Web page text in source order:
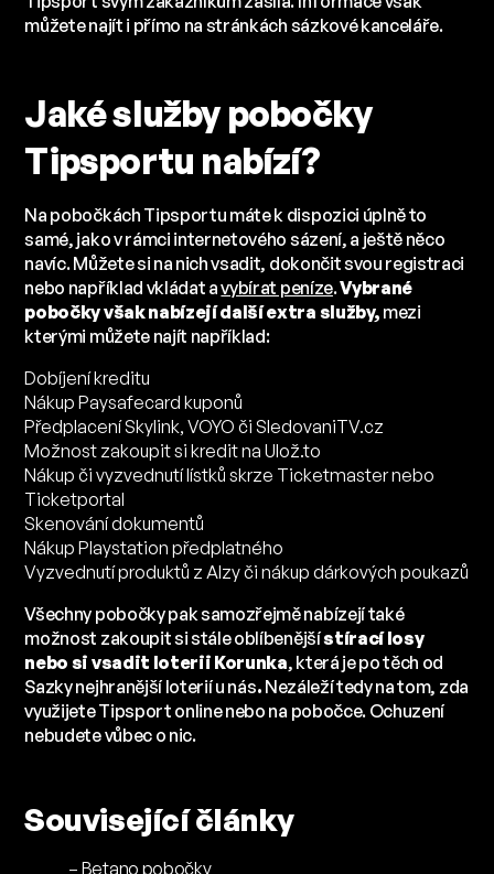
můžete najít i přímo na stránkách sázkové kanceláře.
Jaké služby pobočky
Tipsportu nabízí?
Na pobočkách Tipsportu máte k dispozici úplně to
samé, jako v rámci internetového sázení, a ještě něco
navíc. Můžete si na nich vsadit, dokončit svou registraci
nebo například vkládat avybírat peníze.Vybrané
pobočky však nabízejí další extra služby, mezi
kterými můžete najít například:
Dobíjení kreditu
Nákup Paysafecard kuponů
Předplacení Skylink, VOYO či SledovaniTV.cz
Možnost zakoupit si kredit na Ulož.to
Nákup či vyzvednutí lístků skrze Ticketmaster nebo
Ticketportal
Skenování dokumentů
Nákup Playstation předplatného
Vyzvednutí produktů z Alzy či nákup dárkových poukazů
Všechny pobočky pak samozřejmě nabízejí také
možnost zakoupit si stále oblíbenějšístírací losy
nebo si vsadit loterii Korunka, která je po těch od
Sazky nejhranější loterií u nás. Nezáleží tedy na tom, zda
využijete Tipsport online nebo na pobočce. Ochuzení
nebudete vůbec o nic.
Související články
– Betano pobočky